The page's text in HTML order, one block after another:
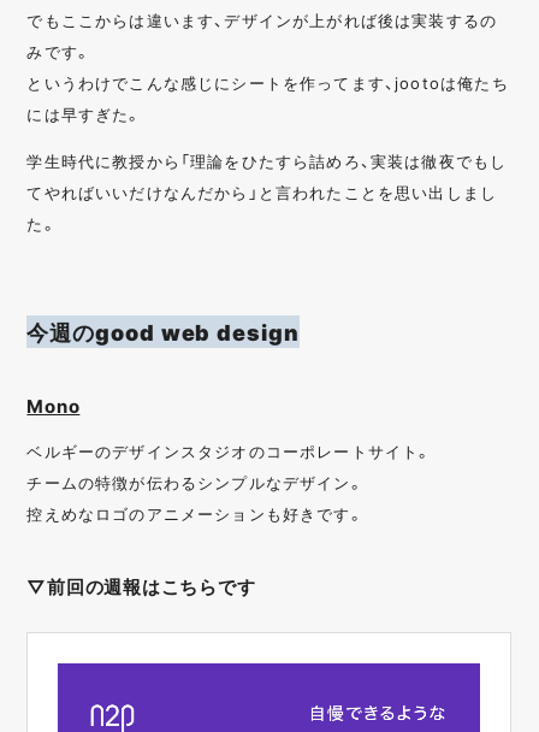
でもここからは違います、デザインが上がれば後は実装するの
みです。
というわけでこんな感じにシートを作ってます、jootoは俺たち
には早すぎた。
学生時代に教授から「理論をひたすら詰めろ、実装は徹夜でもし
てやればいいだけなんだから」と言われたことを思い出しまし
た。
今週のgood web design
Mono
ベルギーのデザインスタジオのコーポレートサイト。
チームの特徴が伝わるシンプルなデザイン。
控えめなロゴのアニメーションも好きです。
▽前回の週報はこちらです